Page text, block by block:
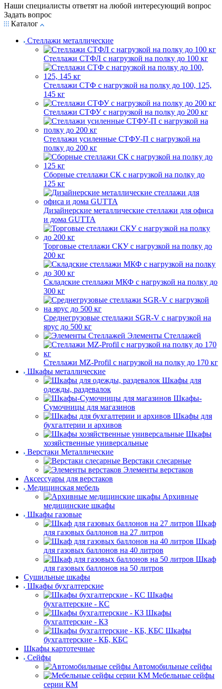
Наши специалисты ответят на любой интересующий вопрос
Задать вопрос
Каталог
Стеллажи металлические
Стеллажи СТФЛ с нагрузкой на полку до 100 кг
Стеллажи СТФ с нагрузкой на полку до 100, 125,
145 кг
Стеллажи СТФУ с нагрузкой на полку до 200 кг
Стеллажи усиленные СТФУ-П с нагрузкой на
полку до 200 кг
Сборные стеллажи СК с нагрузкой на полку до
125 кг
Дизайнерские металлические стеллажи для офиса
и дома GUTTA
Торговые стеллажи СКУ с нагрузкой на полку до
200 кг
Складские стеллажи МКФ с нагрузкой на полку до
300 кг
Среднегрузовые стеллажи SGR-V с нагрузкой на
ярус до 500 кг
Элементы Стеллажей
Стеллажи MZ-Profil с нагрузкой на полку до 170 кг
Шкафы металлические
Шкафы для
одежды, раздевалок
Шкафы-
Сумочницы для магазинов
Шкафы для
бухгалтерии и архивов
Шкафы
хозяйственные универсальные
Верстаки Металлические
Верстаки слесарные
Элементы верстаков
Аксессуары для верстаков
Медицинская мебель
Архивные
медицинские шкафы
Шкафы газовые
Шкаф
для газовых баллонов на 27 литров
Шкаф
для газовых баллонов на 40 литров
Шкаф
для газовых баллонов на 50 литров
Сушильные шкафы
Шкафы бухгалтерские
Шкафы
бухгалтерские - КС
Шкафы
бухгалтерские - КЗ
Шкафы
бухгалтерские - КБ, КБС
Шкафы картотечные
Сейфы
Автомобильные сейфы
Мебельные сейфы
серии КМ